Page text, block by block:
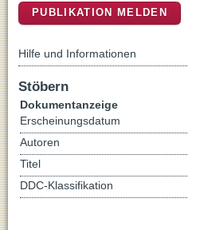
PUBLIKATION MELDEN
Hilfe und Informationen
Stöbern
Dokumentanzeige
Erscheinungsdatum
Autoren
Titel
DDC-Klassifikation